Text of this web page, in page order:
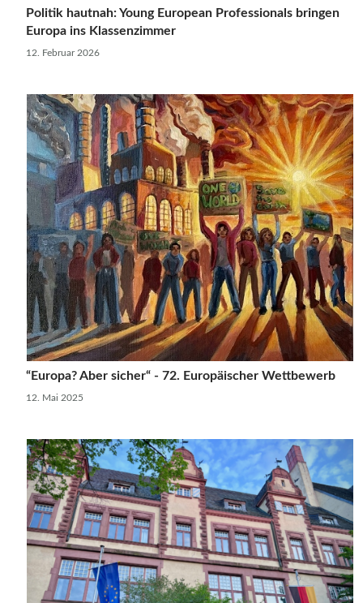
Politik hautnah: Young European Professionals bringen
Europa ins Klassenzimmer
12. Februar 2026
“Europa? Aber sicher“ - 72. Europäischer Wettbewerb
12. Mai 2025